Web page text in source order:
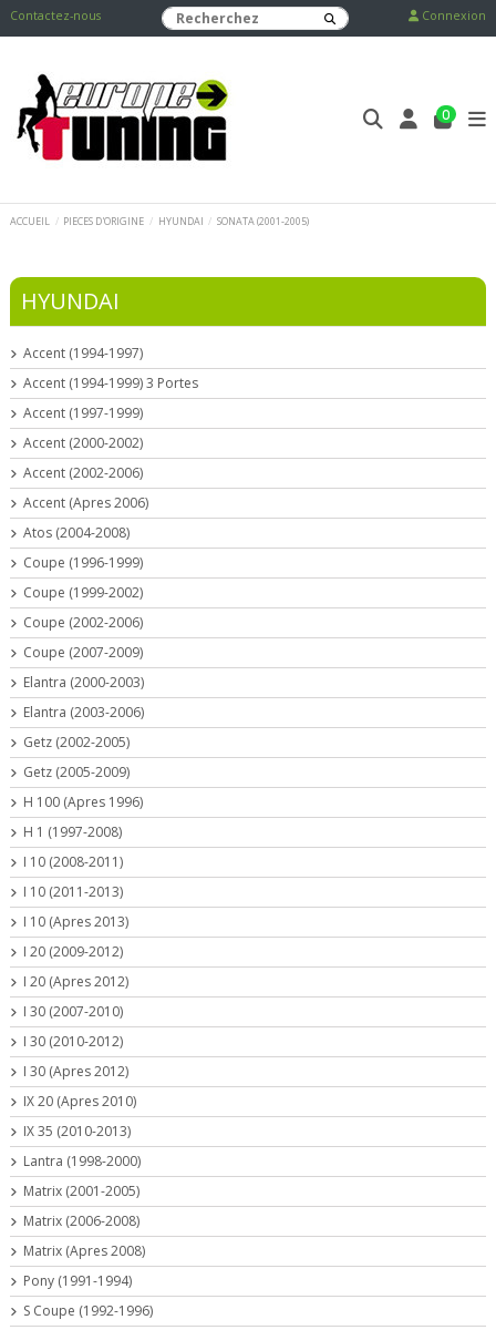
Contactez-nous Connexion
0
ACCUEIL PIECES D'ORIGINE HYUNDAI SONATA (2001-2005)
HYUNDAI
Accent (1994-1997)
Accent (1994-1999) 3 Portes
Accent (1997-1999)
Accent (2000-2002)
Accent (2002-2006)
Accent (Apres 2006)
Atos (2004-2008)
Coupe (1996-1999)
Coupe (1999-2002)
Coupe (2002-2006)
Coupe (2007-2009)
Elantra (2000-2003)
Elantra (2003-2006)
Getz (2002-2005)
Getz (2005-2009)
H 100 (Apres 1996)
H 1 (1997-2008)
I 10 (2008-2011)
I 10 (2011-2013)
I 10 (Apres 2013)
I 20 (2009-2012)
I 20 (Apres 2012)
I 30 (2007-2010)
I 30 (2010-2012)
I 30 (Apres 2012)
IX 20 (Apres 2010)
IX 35 (2010-2013)
Lantra (1998-2000)
Matrix (2001-2005)
Matrix (2006-2008)
Matrix (Apres 2008)
Pony (1991-1994)
S Coupe (1992-1996)